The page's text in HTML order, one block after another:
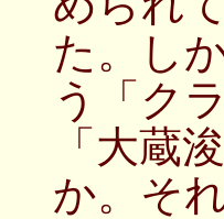
た。し
う「ク
「大蔵
か。そ